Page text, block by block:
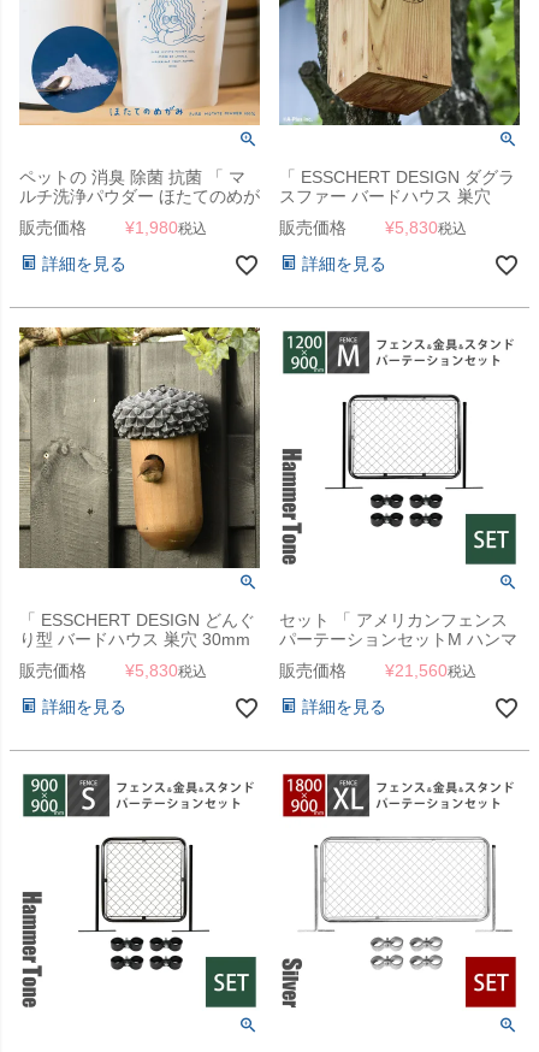
ペットの 消臭 除菌 抗菌 「 マ
ルチ洗浄パウダー ほたてのめが
み 」 水に溶かしてスプレーす
るだけ 【スタッフも使用中！】
販売価格 ¥1,980税込
詳細を見る
「 ESSCHERT DESIGN ダグラ
スファー バードハウス 巣穴
28mm 」
販売価格 ¥5,830税込
詳細を見る
「 ESSCHERT DESIGN どんぐ
り型 バードハウス 巣穴 30mm
販売価格 ¥5,830税込
詳細を見る
セット 「 アメリカンフェンス
パーテーションセットM ハンマ
ートーンブラック （
1200×900mmフェンス＋
Φ31.8mmスタンド2本＋ジョイ
ントA4個 ） 」
販売価格 ¥21,560税込
詳細を見る